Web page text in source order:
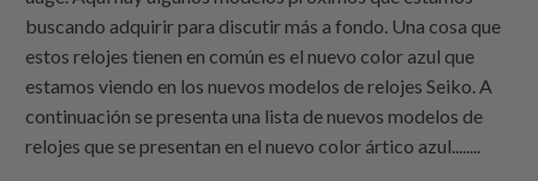
buscando adquirir para discutir más a fondo. Una cosa que
estos relojes tienen en común es el nuevo color azul que
estamos viendo en los nuevos modelos de relojes Seiko. A
continuación se presenta una lista de nuevos modelos de
relojes que se presentan en el nuevo color ártico azul........